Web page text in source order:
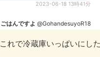
2023-06-18 13時41分
ごはんですよ @GohandesuyoR18
これで冷蔵庫いっぱいにし